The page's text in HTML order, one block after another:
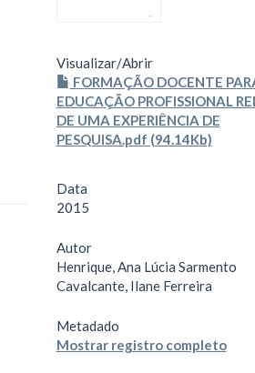
Visualizar/Abrir
FORMAÇÃO DOCENTE
EDUCAÇÃO PROFISSIONAL
DE UMA EXPERIÊNCIA DE
PESQUISA.pdf (94.14Kb)
Data
2015
Autor
Henrique, Ana Lúcia Sarmento
Cavalcante, Ilane Ferreira
Metadado
Mostrar registro completo